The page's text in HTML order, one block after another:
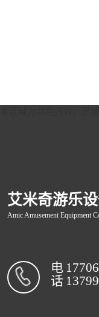
艾米奇游乐
Amic Amusement Equipment
电
话